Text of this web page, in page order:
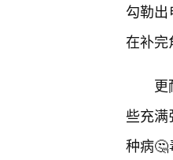
勾勒
在补完
更
些充
种病